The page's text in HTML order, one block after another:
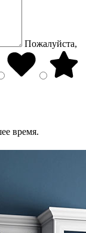
Пожалуйста,
время.